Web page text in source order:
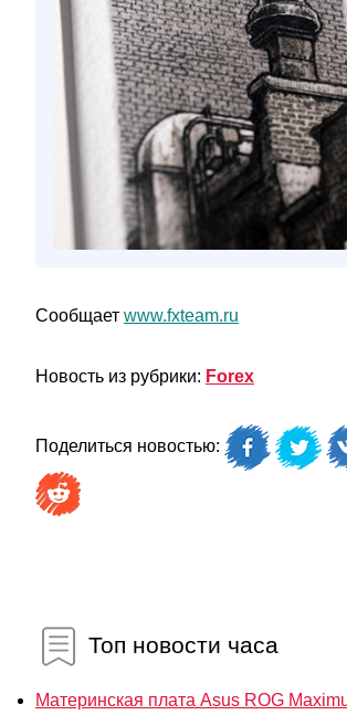
Сообщает www.fxteam.ru
Новость из рубрики: Forex
Поделиться новостью:
Топ новости часа
Материнская плата Asus ROG